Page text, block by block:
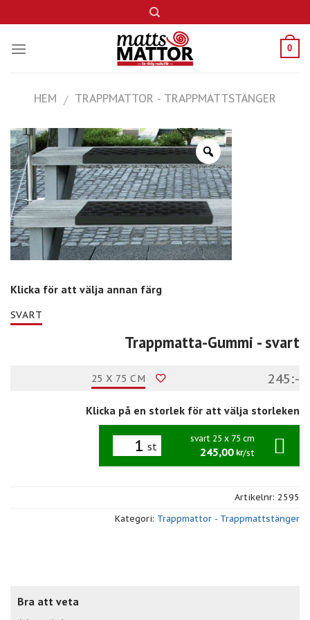
to
content
0
HEM / TRAPPMATTOR - TRAPPMATTSTÄNGER
Klicka för att välja annan färg
SVART
Trappmatta-Gummi - svart
25 X 75 CM 245:-
Klicka på en storlek för att välja storleken
st
svart 25 x 75 cm
245,00 kr/st
Artikelnr: 2595
Kategori: Trappmattor - Trappmattstänger
Bra att veta